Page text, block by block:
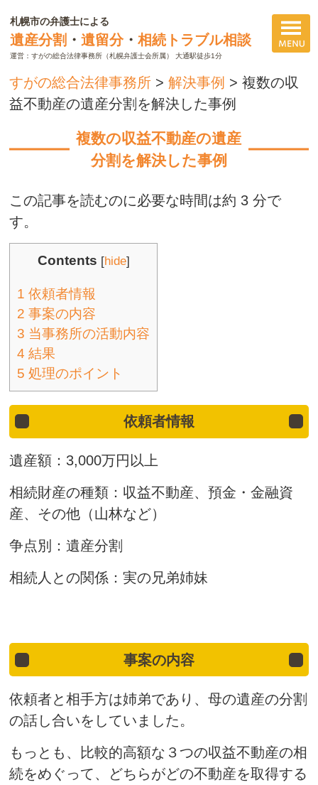
札幌市の弁護士による
遺産分割 ・ 遺留分・ 相続トラブル相談
運営：すがの総合法律事務所（札幌弁護士会所属） 大通駅徒歩1分
すがの総合法律事務所 >解決事例 >複数の収
益不動産の遺産分割を解決した事例
複数の収益不動産の遺産
分割を解決した事例
この記事を読むのに必要な時間は約 3 分で
す。
Contents [hide]
1 依頼者情報
2 事案の内容
3 当事務所の活動内容
4 結果
5 処理のポイント
依頼者情報
遺産額：3,000万円以上
相続財産の種類：収益不動産、預金・金融資
産、その他（山林など）
争点別：遺産分割
相続人との関係：実の兄弟姉妹
事案の内容
依頼者と相手方は姉弟であり、母の遺産の分割
の話し合いをしていました。
もっとも、比較的高額な３つの収益不動産の相
続をめぐって、どちらがどの不動産を取得する